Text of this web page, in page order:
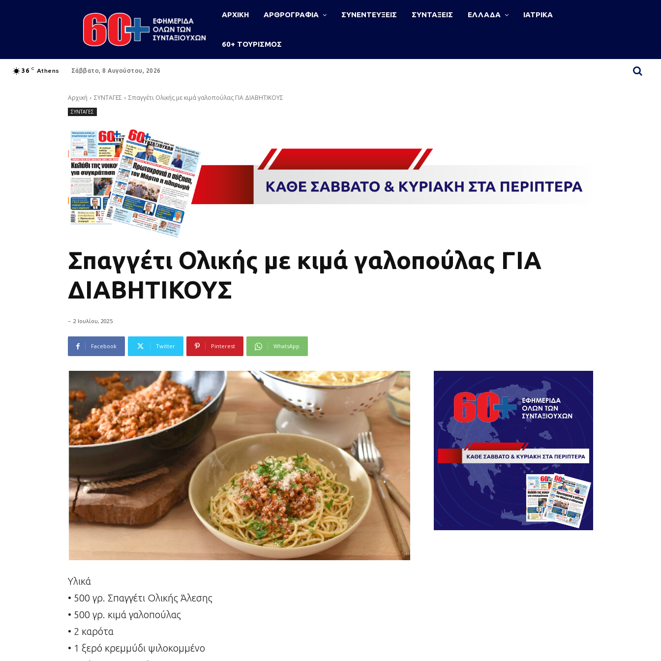
ΑΡΧΙΚΗ ΑΡΘΡΟΓΡΑΦΙΑ ΣΥΝΕΝΤΕΥΞΕΙΣ ΣΥΝΤΑΞΕΙΣ ΕΛΛΑΔΑ ΙΑΤΡΙΚΑ
60+ ΤΟΥΡΙΣΜΟΣ
36 C Athens Σάββατο, 8 Αυγούστου, 2026
Αρχική ΣΥΝΤΑΓΕΣ Σπαγγέτι Ολικής με κιμά γαλοπούλας ΓΙΑ ΔΙΑΒΗΤΙΚΟΥΣ
ΣΥΝΤΑΓΕΣ
Σπαγγέτι Ολικής με κιμά γαλοπούλας ΓΙΑ
ΔΙΑΒΗΤΙΚΟΥΣ
- 2 Ιουλίου, 2025
Facebook Twitter Pinterest WhatsApp
Υλικά
• 500 γρ. Σπαγγέτι Ολικής Άλεσης
• 500 γρ. κιμά γαλοπούλας
• 2 καρότα
• 1 ξερό κρεμμύδι ψιλοκομμένο